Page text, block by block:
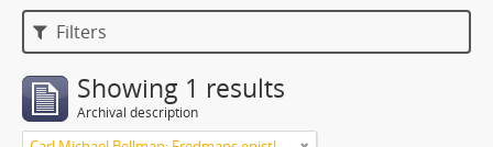
Filters
Showing 1 results
Archival description